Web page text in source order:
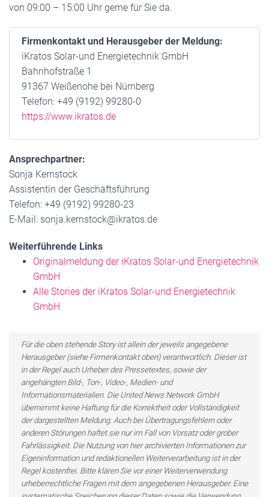
von 09:00 – 15:00 Uhr gerne für Sie da.
Firmenkontakt und Herausgeber der Meldung:
iKratos Solar-und Energietechnik GmbH
Bahnhofstraße 1
91367 Weißenohe bei Nürnberg
Telefon: +49 (9192) 99280-0
https://www.ikratos.de
Ansprechpartner:
Sonja Kernstock
Assistentin der Geschäftsführung
Telefon: +49 (9192) 99280-23
E-Mail: sonja.kernstock@ikratos.de
Weiterführende Links
Originalmeldung der iKratos Solar-und Energietechnik
GmbH
Alle Stories der iKratos Solar-und Energietechnik
GmbH
Für die oben stehende Story ist allein der jeweils angegebene
Herausgeber (siehe Firmenkontakt oben) verantwortlich. Dieser ist
in der Regel auch Urheber des Pressetextes, sowie der
angehängten Bild-, Ton-, Video-, Medien- und
Informationsmaterialien. Die United News Network GmbH
übernimmt keine Haftung für die Korrektheit oder Vollständigkeit
der dargestellten Meldung. Auch bei Übertragungsfehlern oder
anderen Störungen haftet sie nur im Fall von Vorsatz oder grober
Fahrlässigkeit. Die Nutzung von hier archivierten Informationen zur
Eigeninformation und redaktionellen Weiterverarbeitung ist in der
Regel kostenfrei. Bitte klären Sie vor einer Weiterverwendung
urheberrechtliche Fragen mit dem angegebenen Herausgeber. Eine